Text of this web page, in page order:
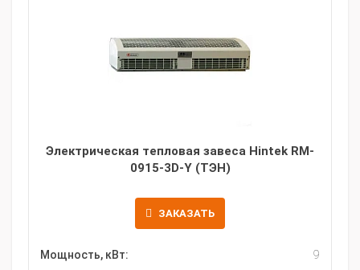
Электрическая тепловая завеса Hintek RM-
0915-3D-Y (ТЭН)
ЗАКАЗАТЬ
Мощность, кВт:
9